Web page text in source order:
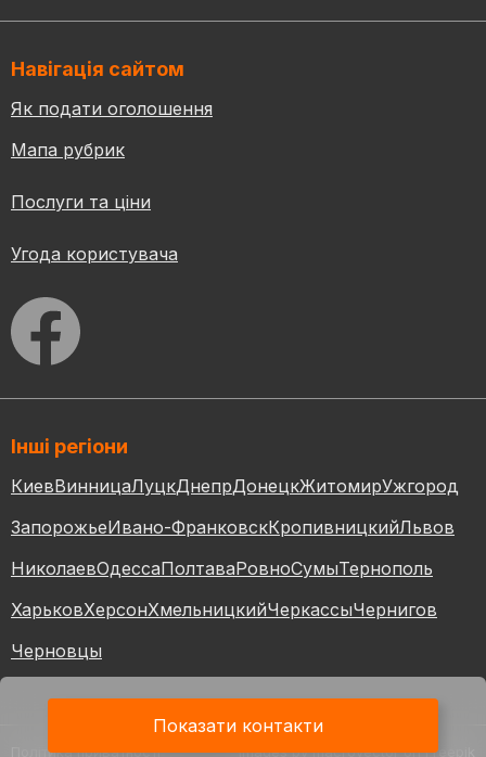
Показати контакти
Навігація сайтом
Як подати оголошення
Мапа рубрик
Послуги та ціни
Угода користувача
Інші регіони
КиевВинницаЛуцкДнепрДонецкЖитомирУжгород
ЗапорожьеИвано-ФранковскКропивницкийЛьвов
НиколаевОдессаПолтаваРовноСумыТернополь
ХарьковХерсонХмельницкийЧеркассыЧернигов
Черновцы
Політика приватності Images by macrovectoron Freepik